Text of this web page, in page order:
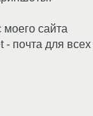
моего сайта
- почта для